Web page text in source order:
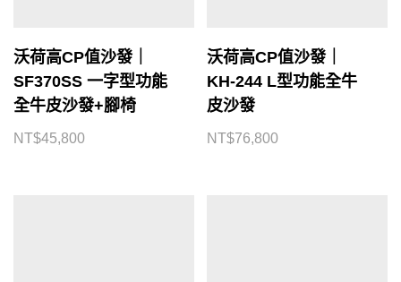
沃荷高CP值沙發｜
SF370SS 一字型功能
全牛皮沙發+腳椅
NT$45,800
沃荷高CP值沙發｜
KH-244 L型功能全牛
皮沙發
NT$76,800